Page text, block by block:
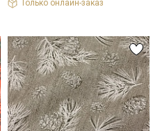
Только онлайн-заказ